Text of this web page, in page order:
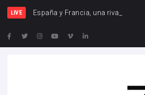
LIVE España y Francia, una rivalidad que